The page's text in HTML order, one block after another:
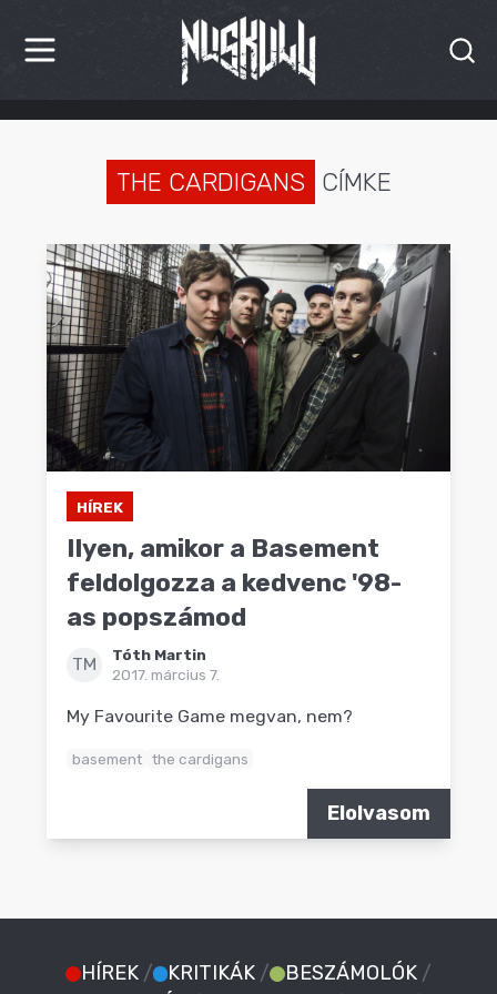
HÍREK
INTERJÚK
PREMIEREK
KULT
MÁSVILÁG
THE CARDIGANS CÍMKE
HÍREK
Ilyen, amikor a Basement
feldolgozza a kedvenc '98-
as popszámod
TM
Tóth Martin
2017. március 7.
My Favourite Game megvan, nem?
basement the cardigans
Elolvasom
HÍREK / KRITIKÁK / BESZÁMOLÓK /